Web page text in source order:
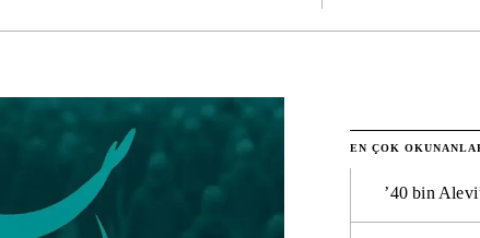
EN ÇOK
’40 bin